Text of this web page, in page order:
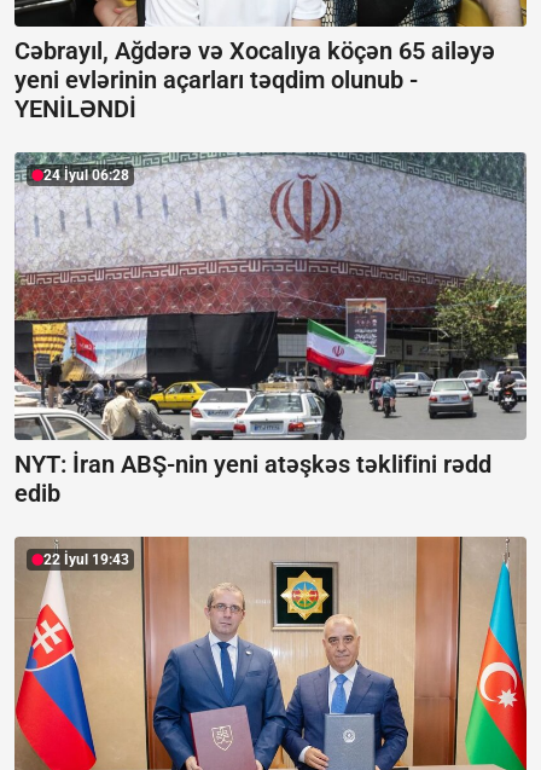
Cəbrayıl, Ağdərə və Xocalıya köçən 65 ailəyə
yeni evlərinin açarları təqdim olunub -
YENİLƏNDİ
24 İyul 06:28
NYT: İran ABŞ-nin yeni atəşkəs təklifini rədd
edib
22 İyul 19:43